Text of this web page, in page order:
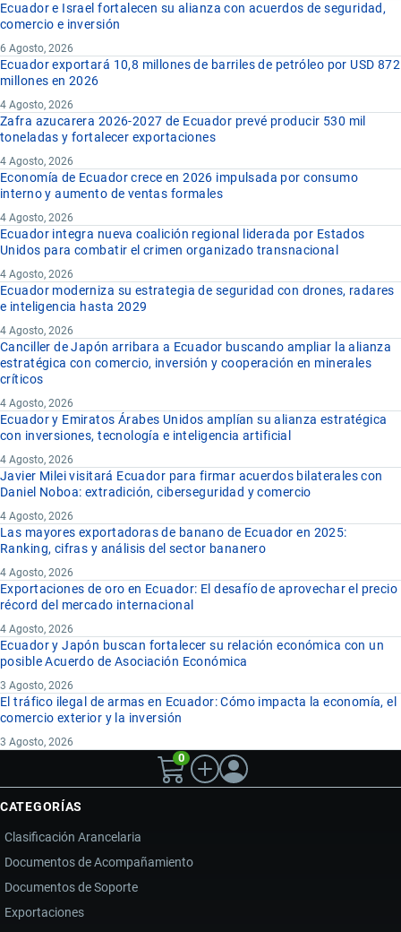
Ecuador e Israel fortalecen su alianza con acuerdos de seguridad,
comercio e inversión
6 Agosto, 2026
Ecuador exportará 10,8 millones de barriles de petróleo por USD 872
millones en 2026
4 Agosto, 2026
Zafra azucarera 2026-2027 de Ecuador prevé producir 530 mil
toneladas y fortalecer exportaciones
4 Agosto, 2026
Economía de Ecuador crece en 2026 impulsada por consumo
interno y aumento de ventas formales
4 Agosto, 2026
Ecuador integra nueva coalición regional liderada por Estados
Unidos para combatir el crimen organizado transnacional
4 Agosto, 2026
Ecuador moderniza su estrategia de seguridad con drones, radares
e inteligencia hasta 2029
4 Agosto, 2026
Canciller de Japón arribara a Ecuador buscando ampliar la alianza
estratégica con comercio, inversión y cooperación en minerales
críticos
4 Agosto, 2026
Ecuador y Emiratos Árabes Unidos amplían su alianza estratégica
con inversiones, tecnología e inteligencia artificial
4 Agosto, 2026
Javier Milei visitará Ecuador para firmar acuerdos bilaterales con
Daniel Noboa: extradición, ciberseguridad y comercio
4 Agosto, 2026
Las mayores exportadoras de banano de Ecuador en 2025:
Ranking, cifras y análisis del sector bananero
4 Agosto, 2026
Exportaciones de oro en Ecuador: El desafío de aprovechar el precio
récord del mercado internacional
4 Agosto, 2026
Ecuador y Japón buscan fortalecer su relación económica con un
posible Acuerdo de Asociación Económica
3 Agosto, 2026
El tráfico ilegal de armas en Ecuador: Cómo impacta la economía, el
comercio exterior y la inversión
3 Agosto, 2026
0
CATEGORÍAS
Clasificación Arancelaria
Documentos de Acompañamiento
Documentos de Soporte
Exportaciones